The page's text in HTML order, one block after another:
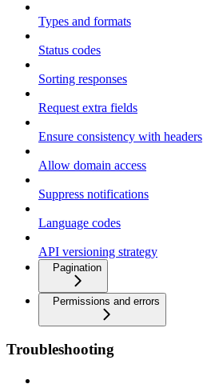
Types and formats
Status codes
Sorting responses
Request extra fields
Ensure consistency with headers
Allow domain access
Suppress notifications
Language codes
API versioning strategy
Pagination
Permissions and errors
Troubleshooting